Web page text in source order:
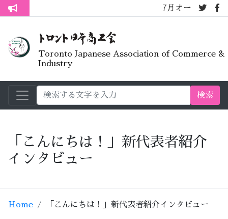
トロント生活不安疑問質問懇談会
7月オープンライブラリーカ
Toronto Japanese Association of Commerce &
Industry
検索
「こんにちは！」新代表者紹介
インタビュー
Home 「こんにちは！」新代表者紹介インタビュー